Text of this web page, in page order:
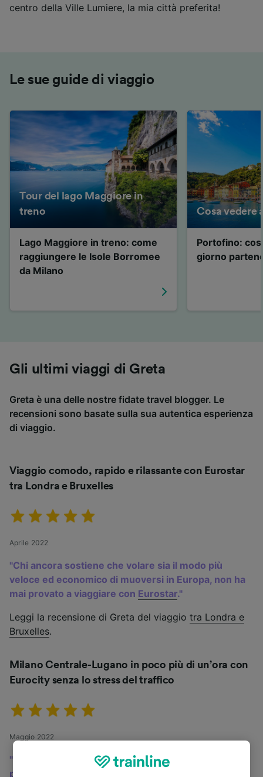
centro della Ville Lumiere, la mia città preferita!
Le sue guide di viaggio
Tour del lago Maggiore in
treno
Lago Maggiore in treno: come
raggiungere le Isole Borromee
da Milano
Cosa vedere
Portofino:
giorno
Gli ultimi viaggi di Greta
Greta è una delle nostre fidate travel blogger. Le
recensioni sono basate sulla sua autentica esperienza
di viaggio.
Viaggio comodo, rapido e rilassante con Eurostar
tra Londra e Bruxelles
Aprile 2022
"Chi ancora sostiene che volare sia il modo più
veloce ed economico di muoversi in Europa, non ha
mai provato a viaggiare con Eurostar."
Leggi la recensione di Greta del viaggio tra Londra e
Bruxelles.
Milano Centrale-Lugano in poco più di un’ora con
Eurocity senza lo stress del traffico
Maggio 2022
" Il viaggio dura solo 1h e 13 minuti, per cui ho
preferito viaggiare in treno invece di mettermi al